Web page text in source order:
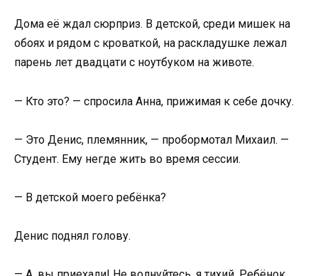
Дома её ждал сюрприз. В детской, среди мишек на
обоях и рядом с кроваткой, на раскладушке лежал
парень лет двадцати с ноутбуком на животе.
— Кто это? — спросила Анна, прижимая к себе дочку.
— Это Денис, племянник, — пробормотал Михаил. —
Студент. Ему негде жить во время сессии.
— В детской моего ребёнка?
Денис поднял голову.